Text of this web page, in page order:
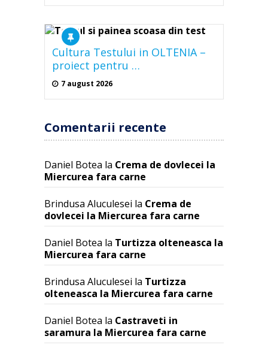
Cultura Testului in OLTENIA –
proiect pentru …
7 august 2026
Comentarii recente
Daniel Botea la Crema de dovlecei la
Miercurea fara carne
Brindusa Aluculesei la Crema de
dovlecei la Miercurea fara carne
Daniel Botea la Turtizza olteneasca la
Miercurea fara carne
Brindusa Aluculesei la Turtizza
olteneasca la Miercurea fara carne
Daniel Botea la Castraveti in
saramura la Miercurea fara carne